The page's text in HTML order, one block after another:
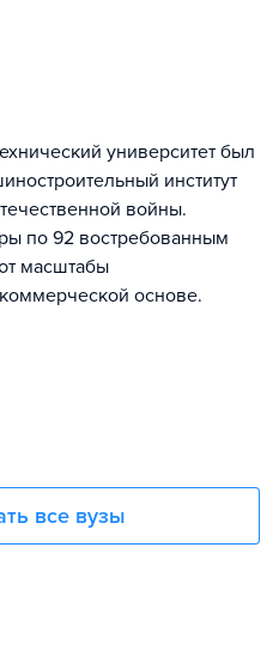
университет был
институт
войны.
по 92 востребованным
масштабы
основе.
все вузы